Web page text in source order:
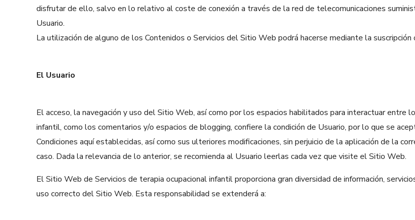
disfrutar de ello, salvo en lo relativo al coste de conexión a través de la red de telecomunicaciones
Usuario.
La utilización de alguno de los Contenidos o Servicios del Sitio Web podrá hacerse mediante la
El Usuario
El acceso, la navegación y uso del Sitio Web, así como por los espacios habilitados para interactuar entre
infantil, como los comentarios y/o espacios de blogging, confiere la condición de Usuario, por lo que se
Condiciones aquí establecidas, así como sus ulteriores modificaciones, sin perjuicio de la aplicación de la
caso. Dada la relevancia de lo anterior, se recomienda al Usuario leerlas cada vez que visite el Sitio Web.
El Sitio Web de Servicios de terapia ocupacional infantil proporciona gran diversidad de información,
uso correcto del Sitio Web. Esta responsabilidad se extenderá a: